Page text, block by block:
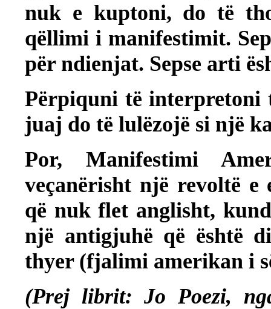
nuk e kuptoni, do të
qëllimi i manifestimit.
për ndienjat. Sepse arti
Përpiquni të interpretoni
juaj do të lulëzojë si një
Por, Manifestimi
veçanërisht një revoltë
që nuk flet anglisht,
një antigjuhë që është
thyer (fjalimi amerikan i
(Prej librit: Jo Poezi,